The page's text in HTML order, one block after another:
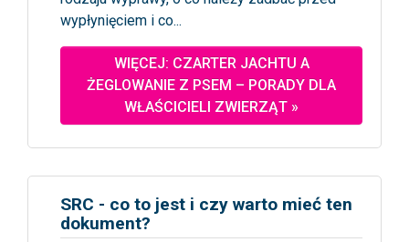
wypłynięciem i co...
WIĘCEJ: CZARTER JACHTU A
ŻEGLOWANIE Z PSEM – PORADY DLA
WŁAŚCICIELI ZWIERZĄT »
SRC - co to jest i czy warto mieć ten
dokument?